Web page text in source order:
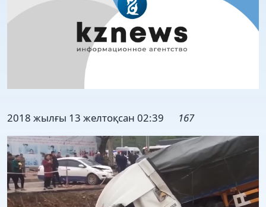
2018 жылғы 13 желтоқсан 02:39 167